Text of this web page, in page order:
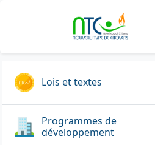
Lois et textes
Programmes de
développement